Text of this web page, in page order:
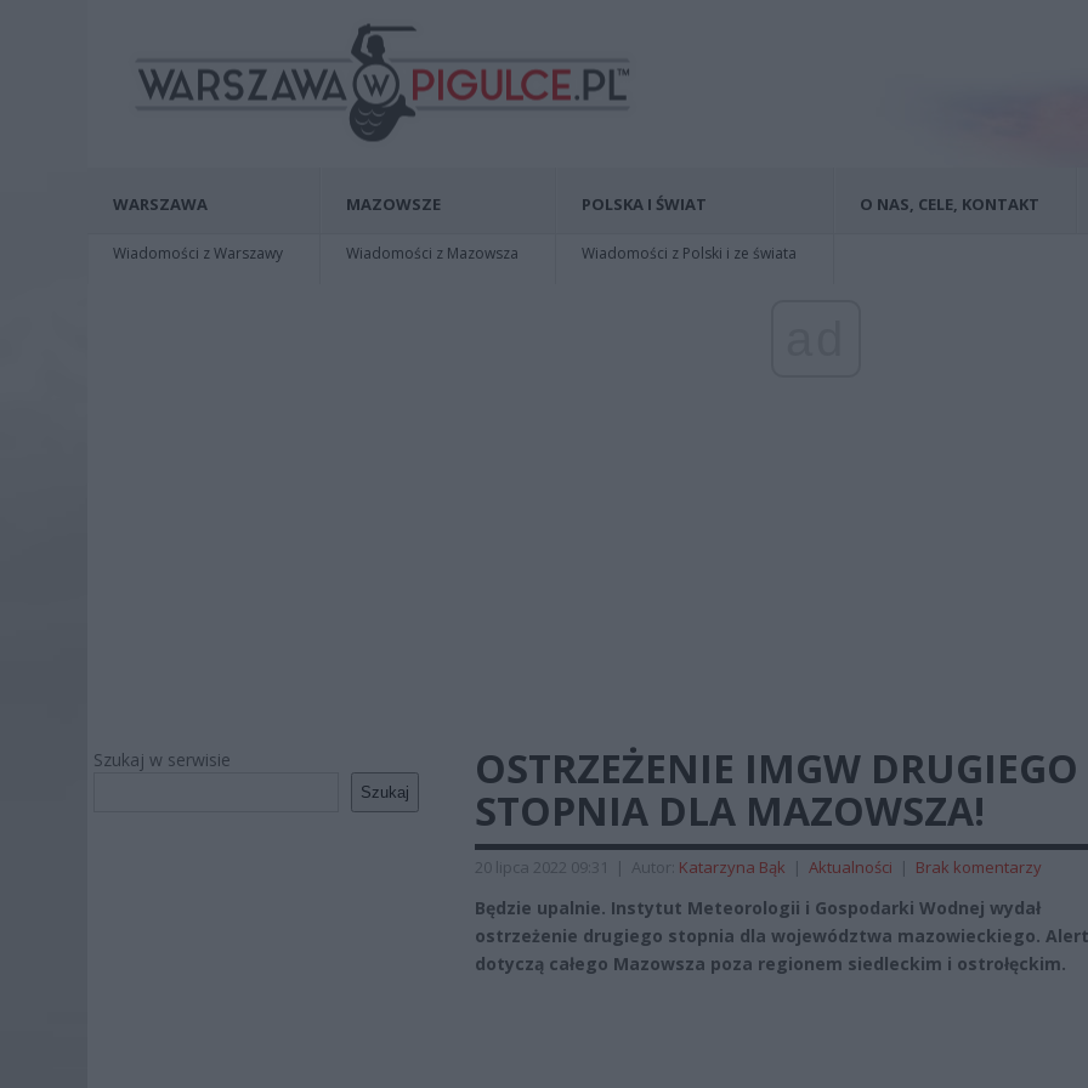
WARSZAWA
Wiadomości z Warszawy
MAZOWSZE
Wiadomości z Mazowsza
POLSKA I ŚWIAT
Wiadomości z Polski i ze świata
O NAS, CELE, KONTAKT
Szukaj w serwisie
Szukaj
OSTRZEŻENIE IMGW DRUGIEGO
STOPNIA DLA MAZOWSZA!
20 lipca 2022 09:31 | Autor: Katarzyna Bąk | Aktualności | Brak komentarzy
Będzie upalnie. Instytut Meteorologii i Gospodarki Wodnej wydał
ostrzeżenie drugiego stopnia dla województwa mazowieckiego.
dotyczą całego Mazowsza poza regionem siedleckim i ostrołęckim.